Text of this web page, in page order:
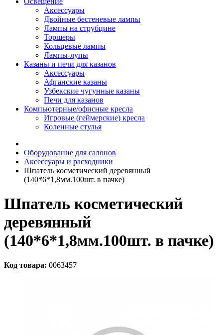
Аксессуары
Двойные бестеневые лампы
Лампы на струбцине
Торшеры
Кольцевые лампы
Лампы-лупы
Казаны и печи для казанов
Аксессуары
Афганские казаны
Узбекские чугунные казаны
Печи для казанов
Компьютерные/офисные кресла
Игровые (геймерские) кресла
Коленные стулья
Оборудование для салонов
Аксессуары и расходники
Шпатель косметический деревянный
(140*6*1,8мм.100шт. в пачке)
Шпатель косметический
деревянный
(140*6*1,8мм.100шт. в пачке)
Код товара: 0063457